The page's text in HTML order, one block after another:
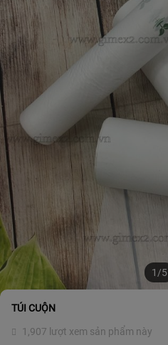
1/5
TÚI CUỘN
1,907 lượt xem sản phẩm này